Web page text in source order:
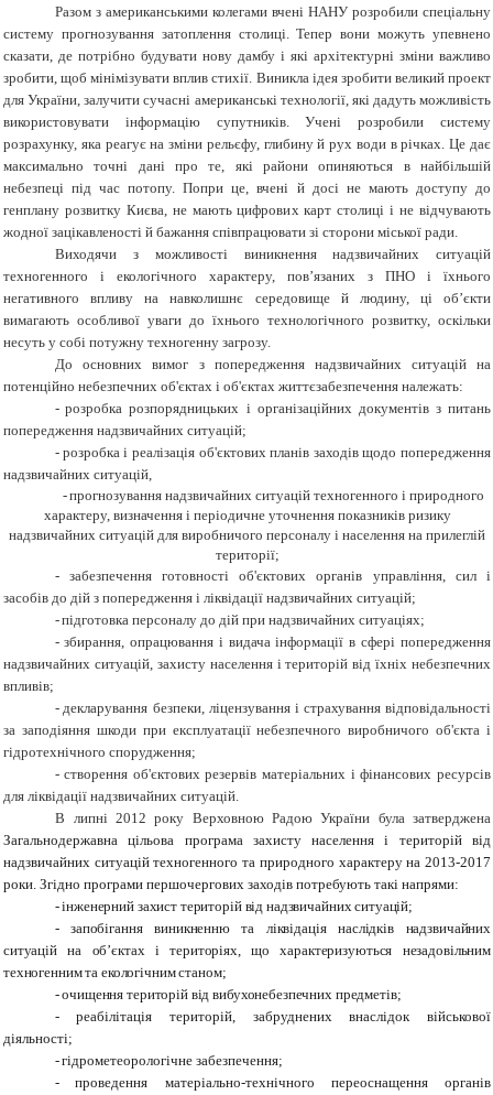
Разом з американськими колегами вчені НАНУ розробили спеціальну
систему прогнозування затоплення столиці. Тепер вони можуть упевнено
сказати, де потрібно будувати нову дамбу і які архітектурні зміни важливо
зробити, щоб мінімізувати вплив стихії. Виникла ідея зробити великий проект
для України, залучити сучасні американські технології, які дадуть можливість
використовувати інформацію супутників. Учені розробили систему
розрахунку, яка реагує на зміни рельєфу, глибину й рух води в річках. Це дає
максимально точні дані про те, які райони опиняються в найбільшій
небезпеці під час потопу. Попри це, вчені й досі не мають доступу до
генплану розвитку Києва, не мають цифрових карт столиці і не відчувають
жодної зацікавленості й бажання співпрацювати зі сторони міської ради.
Виходячи з можливості виникнення надзвичайних ситуацій
техногенного і екологічного характеру, пов’язаних з ПНО і їхнього
негативного впливу на навколишнє середовище й людину, ці об’єкти
вимагають особливої уваги до їхнього технологічного розвитку, оскільки
несуть у собі потужну техногенну загрозу.
До основних вимог з попередження надзвичайних ситуацій на
потенційно небезпечних об'єктах і об'єктах життєзабезпечення належать:
- розробка розпорядницьких і організаційних документів з питань
попередження надзвичайних ситуацій;
- розробка і реалізація об'єктових планів заходів щодо попередження
надзвичайних ситуацій,
-прогнозування надзвичайних ситуацій техногенного і природного
характеру, визначення і періодичне уточнення показників ризику
надзвичайних ситуацій для виробничого персоналу і населення на прилеглій
території;
- забезпечення готовності об'єктових органів управління, сил і
засобів до дій з попередження і ліквідації надзвичайних ситуацій;
-підготовка персоналу до дій при надзвичайних ситуаціях;
- збирання, опрацювання і видача інформації в сфері попередження
надзвичайних ситуацій, захисту населення і територій від їхніх небезпечних
впливів;
- декларування безпеки, ліцензування і страхування відповідальності
за заподіяння шкоди при експлуатації небезпечного виробничого об'єкта і
гідротехнічного спорудження;
- створення об'єктових резервів матеріальних і фінансових ресурсів
для ліквідації надзвичайних ситуацій.
В липні 2012 року Верховною Радою України була затверджена
Загальнодержавна цільова програма захисту населення і територій від
надзвичайних ситуацій техногенного та природного характеру на 2013-2017
роки. Згідно програми першочергових заходів потребують такі напрями:
-інженерний захист територій від надзвичайних ситуацій;
-
запобігання виникненню та ліквідація наслідків надзвичайних
ситуацій на об’єктах і територіях, що характеризуються незадовільним
техногенним та екологічним станом;
-очищення територій від вибухонебезпечних предметів;
-
реабілітація територій, забруднених внаслідок військової
діяльності;
-гідрометеорологічне забезпечення;
-
проведення матеріально-технічного переоснащення органів